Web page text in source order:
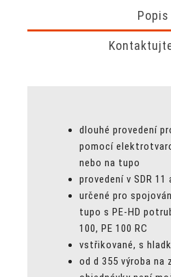
Popis
dlouhé provedení
pomocí
nebo na tupo
provedení v SDR 11
určené pro
tupo s PE-HD
100, PE 100 RC
vstřikované, s
od d 355 výroba na